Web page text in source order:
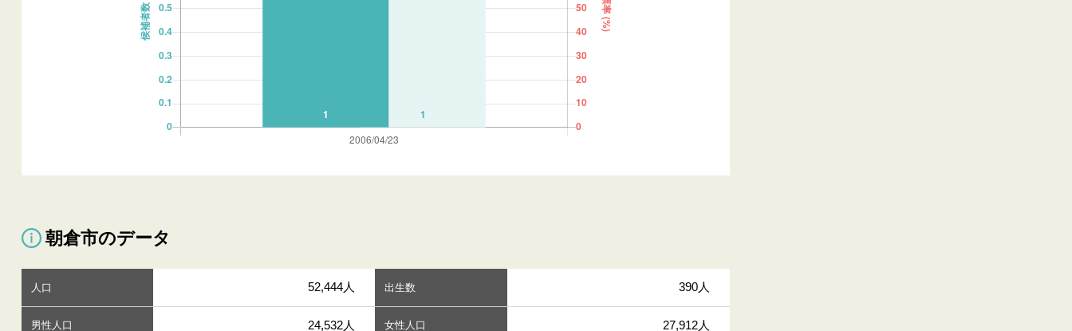
朝倉市のデータ
人口 52,444人 出生数 390人
男性人口 24,532人 女性人口 27,912人